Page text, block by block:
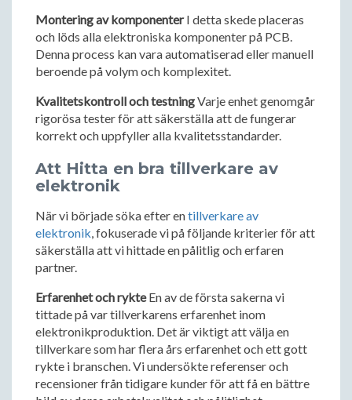
Montering av komponenterI detta skede placeras
och löds alla elektroniska komponenter på PCB.
Denna process kan vara automatiserad eller manuell
beroende på volym och komplexitet.
Kvalitetskontroll och testningVarje enhet genomgår
rigorösa tester för att säkerställa att de fungerar
korrekt och uppfyller alla kvalitetsstandarder.
Att Hitta en bra tillverkare av
elektronik
När vi började söka efter entillverkare av
elektronik, fokuserade vi på följande kriterier för att
säkerställa att vi hittade en pålitlig och erfaren
partner.
Erfarenhet och rykteEn av de första sakerna vi
tittade på var tillverkarens erfarenhet inom
elektronikproduktion. Det är viktigt att välja en
tillverkare som har flera års erfarenhet och ett gott
rykte i branschen. Vi undersökte referenser och
recensioner från tidigare kunder för att få en bättre